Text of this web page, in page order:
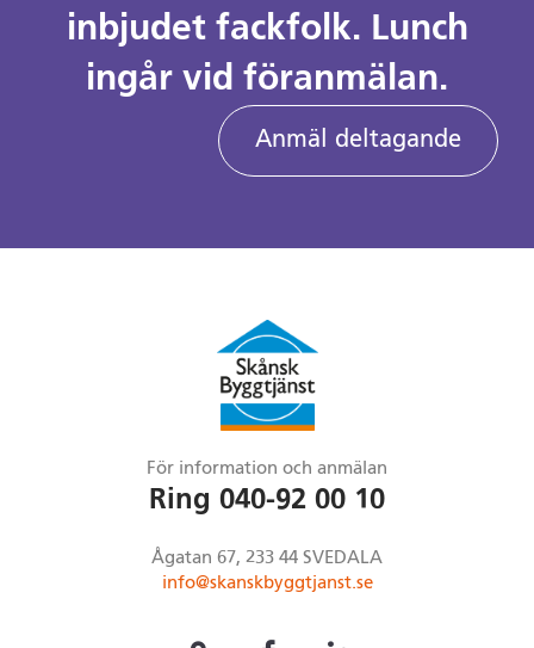
inbjudet fackfolk. Lunch
ingår vid föranmälan.
Anmäl deltagande
För information och anmälan
Ring 040-92 00 10
Ågatan 67, 233 44 SVEDALA
info@skanskbyggtjanst.se